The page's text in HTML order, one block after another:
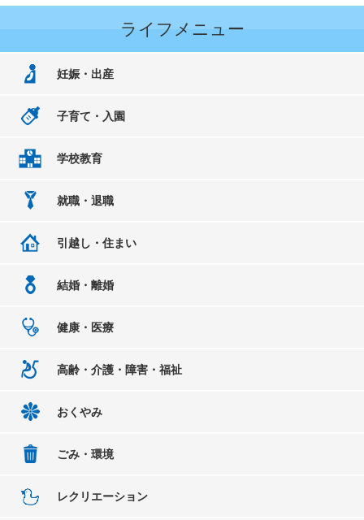
ライフメニュー
妊娠・出産
子育て・入園
学校教育
就職・退職
引越し・住まい
結婚・離婚
健康・医療
高齢・介護・障害・福祉
おくやみ
ごみ・環境
レクリエーション